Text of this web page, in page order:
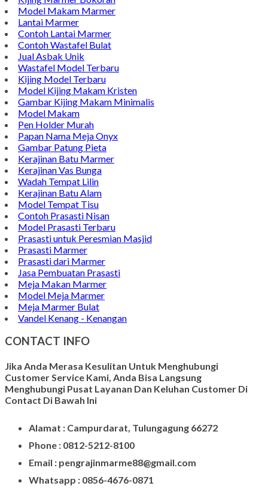
Kijing Makam
Kijing Marmer Bokoran
Model Makam Marmer
Lantai Marmer
Contoh Lantai Marmer
Contoh Wastafel Bulat
Jual Asbak Unik
Wastafel Model Terbaru
Kijing Model Terbaru
Model Kijing Makam Kristen
Gambar Kijing Makam Minimalis
Model Makam
Pen Holder Murah
Papan Nama Meja Onyx
Gambar Patung Pieta
Kerajinan Batu Marmer
Kerajinan Vas Bunga
Wadah Tempat Lilin
Kerajinan Batu Alam
Model Tempat Tisu
Contoh Prasasti Nisan
Model Prasasti Terbaru
Prasasti untuk Peresmian Masjid
Prasasti Marmer
Prasasti dari Marmer
Jasa Pembuatan Prasasti
Meja Makan Marmer
Model Meja Marmer
Meja Marmer Bulat
Vandel Kenang - Kenangan
CONTACT INFO
Jika Anda Merasa Kesulitan Untuk Menghubungi
Customer Service Kami, Anda Bisa Langsung
Alamat : Campurdarat, Tulungagung 66272
Phone : 0812-5212-8100
Email : pengrajinmarme88@gmail.com